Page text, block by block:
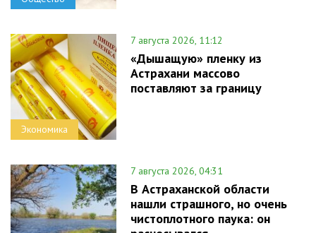
Экономика
7 августа 2026, 11:12
«Дышащую» пленку из
Астрахани массово
поставляют за границу
7 августа 2026, 04:31
В Астраханской области
нашли страшного, но очень
чистоплотного паука: он